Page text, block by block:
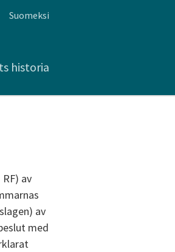
Suomeksi
historia
av
av
med